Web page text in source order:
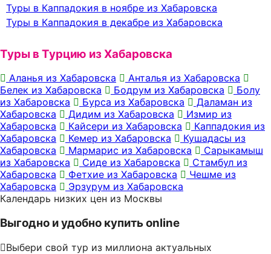
Туры в Каппадокия в ноябре из Хабаровска
Туры в Каппадокия в декабре из Хабаровска
Туры в Турцию из Хабаровска
Аланья из Хабаровска
Анталья из Хабаровска
Белек из Хабаровска
Бодрум из Хабаровска
Болу
из Хабаровска
Бурса из Хабаровска
Даламан из
Хабаровска
Дидим из Хабаровска
Измир из
Хабаровска
Кайсери из Хабаровска
Каппадокия из
Хабаровска
Кемер из Хабаровска
Кушадасы из
Хабаровска
Мармарис из Хабаровска
Сарыкамыш
из Хабаровска
Сиде из Хабаровска
Стамбул из
Хабаровска
Фетхие из Хабаровска
Чешме из
Хабаровска
Эрзурум из Хабаровска
Календарь низких цен из Москвы
Выгодно и удобно купить online
Выбери свой тур из миллиона актуальных